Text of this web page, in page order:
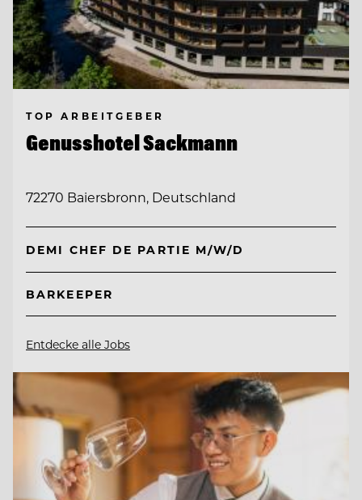
TOP ARBEITGEBER
Genusshotel Sackmann
72270 Baiersbronn, Deutschland
DEMI CHEF DE PARTIE M/W/D
BARKEEPER
Entdecke alle Jobs